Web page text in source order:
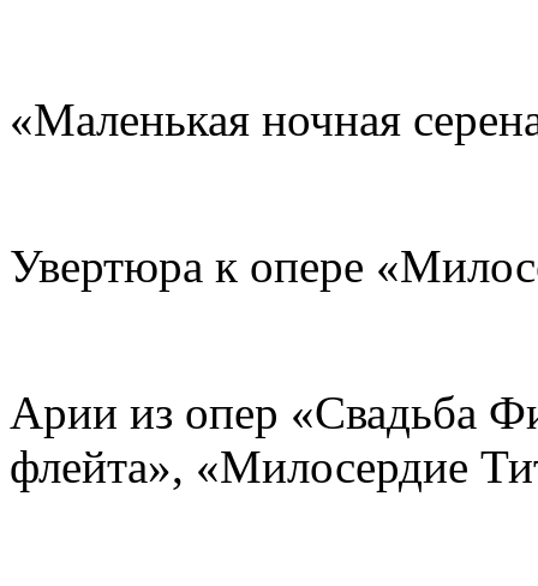
«Маленькая ночная
Увертюра к опере
Арии из опер «Свадьба
флейта», «Милосердие